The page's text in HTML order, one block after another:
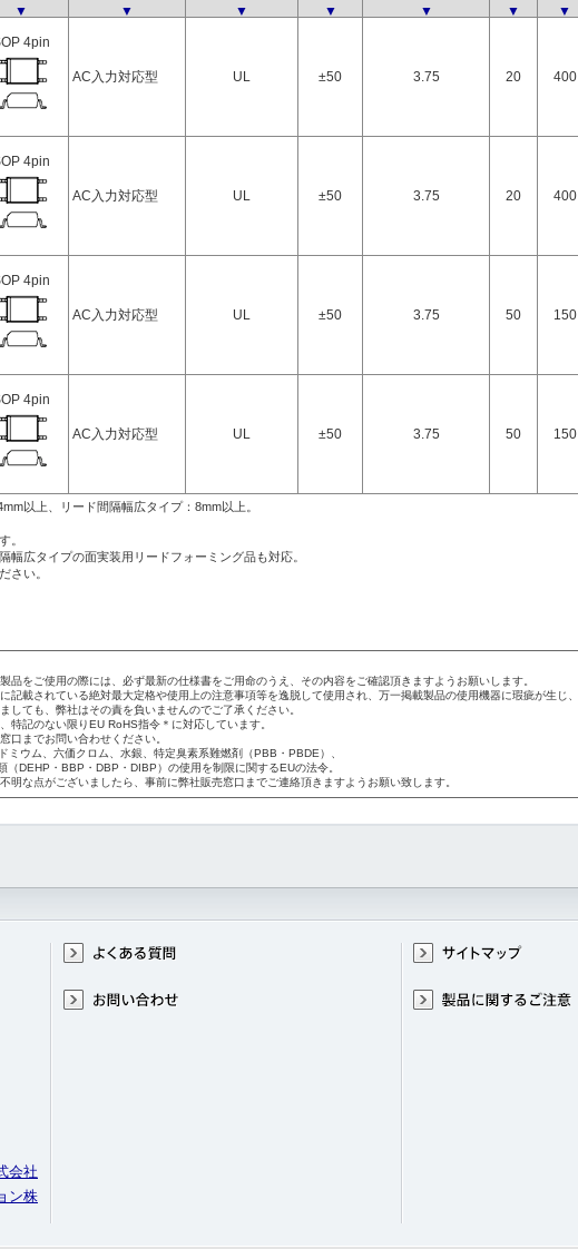
▼ ▼ ▼ ▼ ▼ ▼ ▼
4pin
AC入力対応型 UL ±50 3.75 20 400
4pin
AC入力対応型 UL ±50 3.75 20 400
4pin
AC入力対応型 UL ±50 3.75 50 150
4pin
AC入力対応型 UL ±50 3.75 50 150
以上、リード間隔幅広タイプ：8mm以上。
。
広タイプの面実装用リードフォーミング品も対応。
さい。
品をご使用の際には、必ず最新の仕様書をご用命のうえ、その内容をご確認頂きますようお願いします。
記載されている絶対最大定格や使用上の注意事項等を逸脱して使用され、万一掲載製品の使用機器に瑕疵が生じ、
しても、弊社はその責を負いませんのでご了承ください。
特記のない限りEU RoHS指令＊に対応しています。
口までお問い合わせください。
ミウム、六価クロム、水銀、特定臭素系難燃剤（PBB・PBDE）、
・BBP・DBP・DIBP）の使用を制限に関するEUの法令。
明な点がございましたら、事前に弊社販売窓口までご連絡頂きますようお願い致します。
会社
ン株